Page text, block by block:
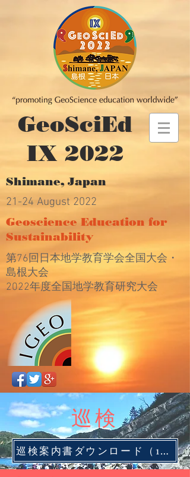
GeoSciEd
IX 2022
Shimane, Japan
21-24 August 2022
Geoscience Education for
Sustainability
第76回日本地学教育学会全国大会・
島根大会
​2022年度全国地学教育研究大会
巡検
巡検案内書ダウンロード（17MB)